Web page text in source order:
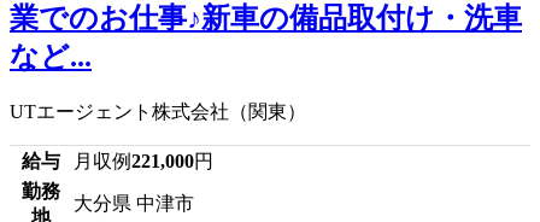
業でのお仕事♪新車の備品取付け・洗車
など...
UTエージェント株式会社（関東）
給与 月収例221,000円
勤務
地
大分県 中津市